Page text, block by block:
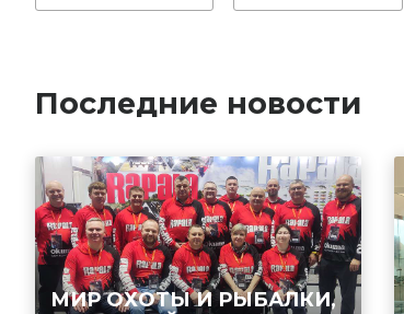
Последние новости
МИР ОХОТЫ И РЫБАЛКИ,